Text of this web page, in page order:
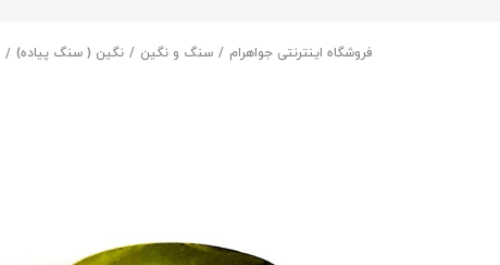
فروشگاه اینترنتی جواهرام سنگ و نگین نگین ( سنگ پیاده)